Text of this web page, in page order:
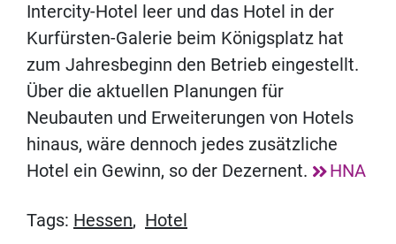
Intercity-Hotel leer und das Hotel in der
Kurfürsten-Galerie beim Königsplatz hat
zum Jahresbeginn den Betrieb eingestellt.
Über die aktuellen Planungen für
Neubauten und Erweiterungen von Hotels
hinaus, wäre dennoch jedes zusätzliche
Hotel ein Gewinn, so der Dezernent.
HNA
Tags: Hessen, Hotel